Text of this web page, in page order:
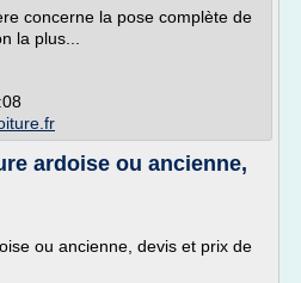
concerne la pose complète de
la plus...
ardoise ou ancienne,
ou ancienne, devis et prix de